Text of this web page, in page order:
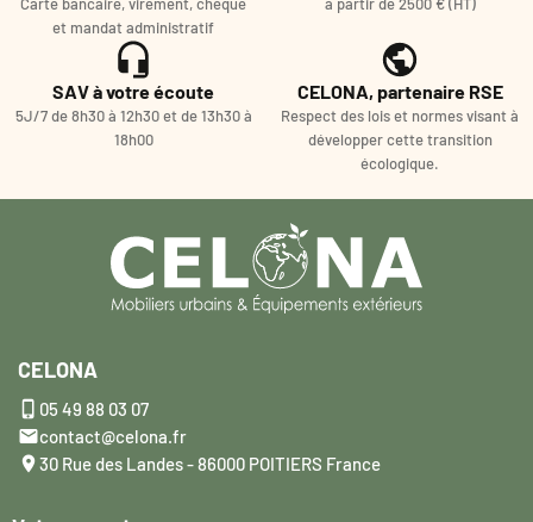
et mandat administratif
SAV à votre écoute
5J/7 de 8h30 à 12h30 et de 13h30 à
18h00
CELONA, partenaire RSE
Respect des lois et normes visant à
développer cette transition
écologique.
CELONA
 05 49 88 03 07
contact@celona.fr
30 Rue des Landes - 86000 POITIERS France